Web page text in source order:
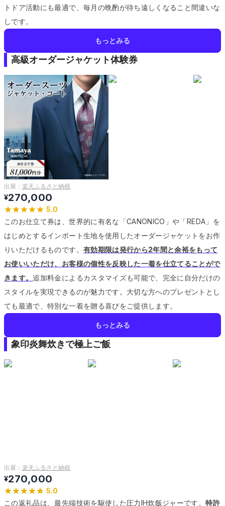
トドア活動にも最適で、毎月の晩酌が待ち遠しくなること間違いな
しです。
もっとみる
高級オーダージャケット体験券
出展： 楽天ふるさと納税
¥270,000
5.0
このお仕立て券は、世界的に有名な「CANONICO」や「REDA」を
はじめとするインポート生地を使用したオーダージャケットをお作
りいただけるものです。 有効期限は発行から2年間と余裕をもって
お使いいただけ、お客様の個性を反映した一着を仕立てることがで
きます。追加料金によるカスタマイズも可能で、完全に自分だけの
スタイルを実現できるのが魅力です。 大切な方へのプレゼントとし
ても最適で、特別な一着を贈る喜びをご提供します。
もっとみる
象印炎舞炊きで極上ご飯
出展： 楽天ふるさと納税
¥270,000
5.0
この返礼品は、最先端技術を駆使した圧力IH炊飯ジャーです。特許